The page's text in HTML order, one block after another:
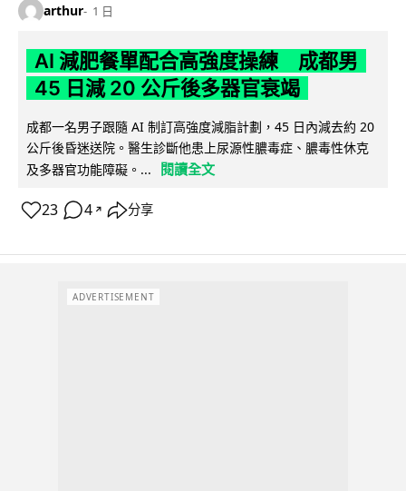
arthur 1 日
AI 減肥餐單配合高強度操練 成都男
45 日減 20 公斤後多器官衰竭
成都一名男子跟隨 AI 制訂高強度減脂計劃，45 日內減去約 20
公斤後昏迷送院。醫生診斷他患上尿源性膿毒症、膿毒性休克
及多器官功能障礙。...
閱讀全文
23 4 ↗ 分享
ADVERTISEMENT